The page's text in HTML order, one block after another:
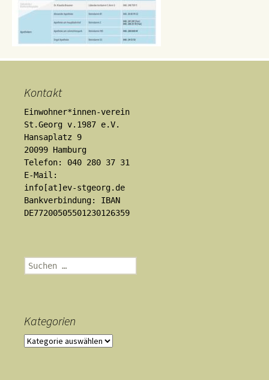
Kontakt
Einwohner*innen-verein
St.Georg v.1987 e.V.
Hansaplatz 9
20099 Hamburg
Telefon: 040 280 37 31
E-Mail:
info[at]ev-stgeorg.de
Bankverbindung: IBAN
DE77200505501230126359
Suchen
nach:
Kategorien
Kategorien